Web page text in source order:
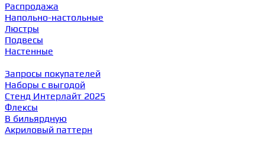
Распродажа
Напольно-настольные
Люстры
Подвесы
Настенные
Запросы покупателей
Наборы с выгодой
Стенд Интерлайт 2025
Флексы
В бильярдную
Акриловый паттерн